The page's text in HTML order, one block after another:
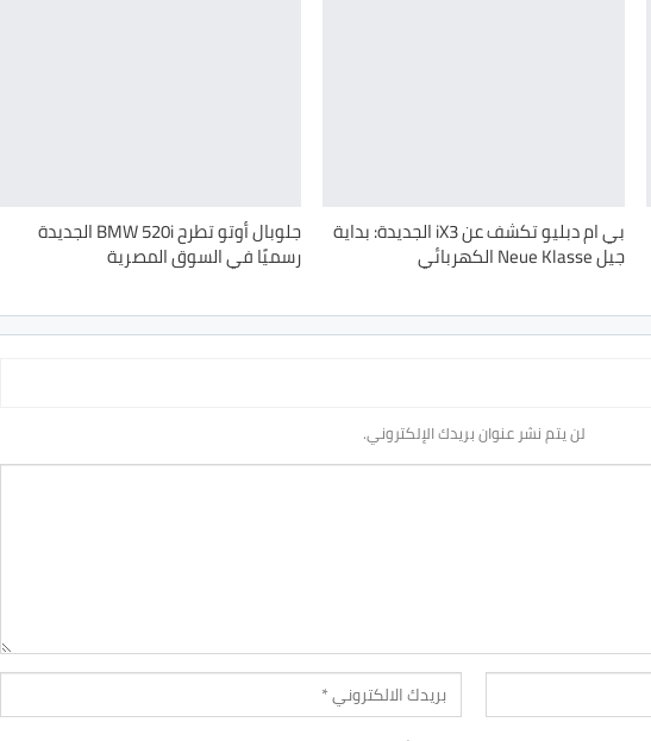
بي ام دبليو تكشف عن iX3 الجديدة: بداية
جيل Neue Klasse الكهربائي
جلوبال أوتو تطرح BMW 520i الجديدة
رسميًا في السوق المصرية
لن يتم نشر عنوان بريدك الإلكتروني.